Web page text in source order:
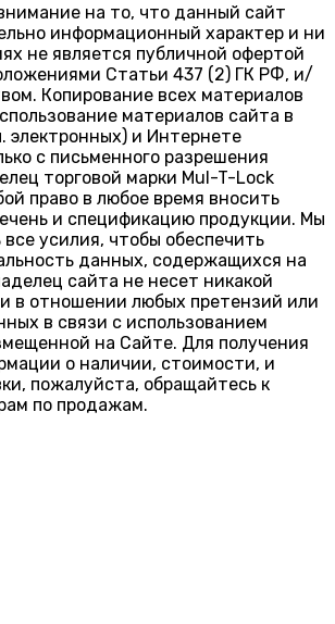
на то, что данный сайт
информационный характер и ни
не является публичной офертой
Статьи 437 (2) ГК РФ, и/
Копирование всех материалов
материалов сайта в
электронных) и Интернете
с письменного разрешения
торговой марки Mul-T-Lock
право в любое время вносить
и спецификацию продукции. Мы
усилия, чтобы обеспечить
данных, содержащихся на
сайта не несет никакой
в отношении любых претензий или
в связи с использованием
на Сайте. Для получения
о наличии, стоимости, и
пожалуйста, обращайтесь к
по продажам.